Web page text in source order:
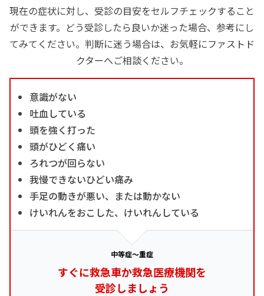
現在の症状に対し、受診の目安をセルフチェックすること
ができます。どう受診したら良いか迷った場合、参考にし
てみてください。判断に迷う場合は、お気軽にファストド
クターへご相談ください。
意識がない
吐血している
頭を強く打った
頭がひどく痛い
ろれつが回らない
我慢できないひどい痛み
手足の動きが悪い、または動かない
けいれんをおこした、けいれんしている
中等症～重症
すぐに救急車か救急医療機関を
受診しましょう